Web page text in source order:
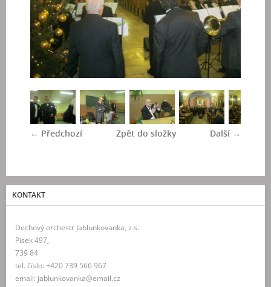
← Předchozí Další →
Zpět do složky
KONTAKT
Dechový orchestr Jablunkovanka, z.s.
Písek 497,
739 84
tel. číslo: +420 739 566 967
email: jablunkovanka@email.cz